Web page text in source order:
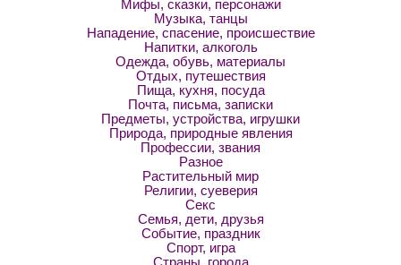
Мифы, сказки, персонажи
Музыка, танцы
Нападение, спасение, происшествие
Напитки, алкоголь
Одежда, обувь, материалы
Отдых, путешествия
Пища, кухня, посуда
Почта, письма, записки
Предметы, устройства, игрушки
Природа, природные явления
Профессии, звания
Разное
Растительный мир
Религии, суеверия
Секс
Семья, дети, друзья
Событие, праздник
Спорт, игра